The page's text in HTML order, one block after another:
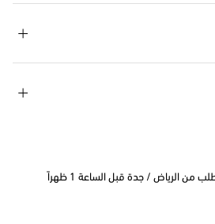
الرياض / جدة قبل الساعة 1 ظهراً